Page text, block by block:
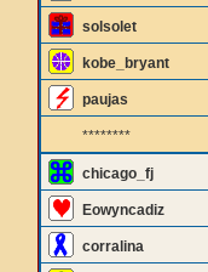
solsolet
kobe_bryant
paujas
********
chicago_fj
Eowyncadiz
corralina